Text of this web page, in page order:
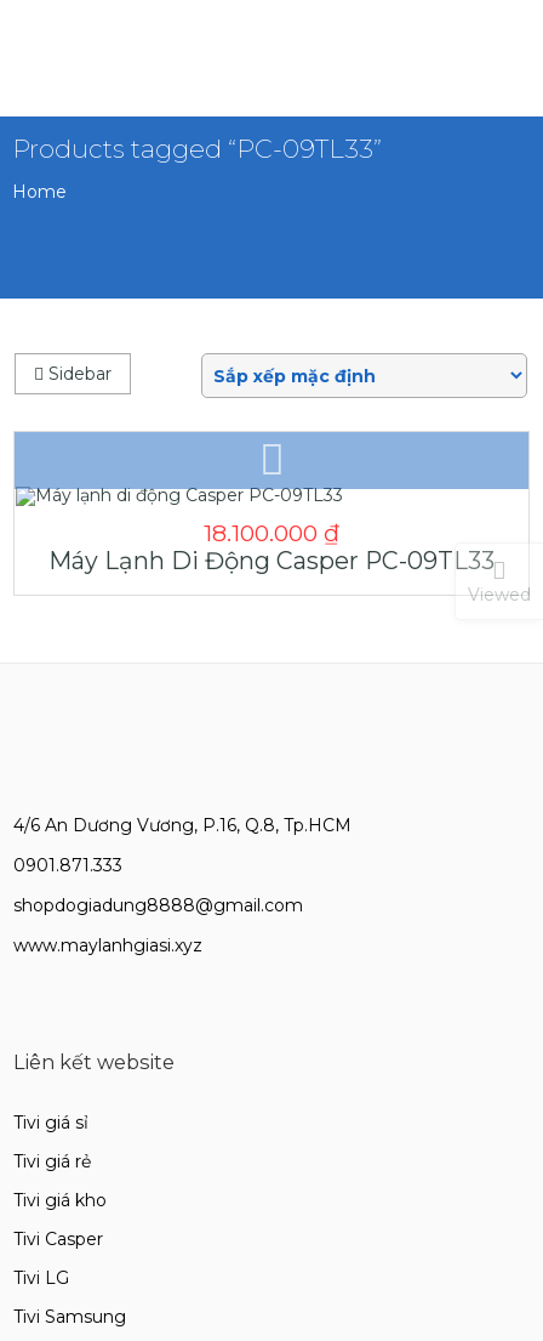
Products tagged “PC-09TL33”
Home
Sidebar
18.100.000 ₫
Máy Lạnh Di Động Casper PC-09TL33
4/6 An Dương Vương, P.16, Q.8, Tp.HCM
0901.871.333
shopdogiadung8888@gmail.com
www.maylanhgiasi.xyz
Liên kết website
Tivi giá sỉ
Tivi giá rẻ
Tivi giá kho
Tivi Casper
Tivi LG
Tivi Samsung
Viewed